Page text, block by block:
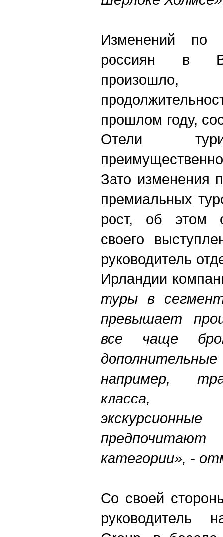
Изменений по
россиян в
прошлом году,
Отели
Зато изменения
премиальных
рост, об этом
своего
руководитель
Ирландии
туры в
превышает
все чаще
например,
класса,
категории», -
Со своей
руководитель